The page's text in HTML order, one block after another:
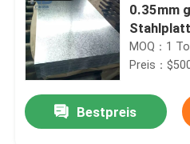
0.35mm
MOQ：1
Preis：
Bestpreis